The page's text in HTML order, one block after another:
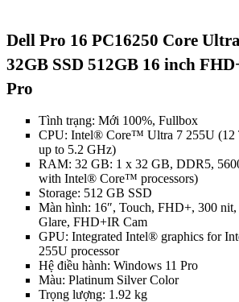
Dell Pro 16 PC16250 Core
32GB SSD 512GB 16 inch
Pro
Tình trạng: Mới 100%, Fullbox
CPU: Intel® Core™ Ultra 7 255U (12
up to 5.2 GHz)
RAM: 32 GB: 1 x 32 GB, DDR5,
with Intel® Core™ processors)
Storage: 512 GB SSD
Màn hình: 16″, Touch, FHD+, 300
Glare, FHD+IR Cam
GPU: Integrated Intel® graphics for
255U processor
Hệ điều hành: Windows 11 Pro
Màu: Platinum Silver Color
Trọng lượng: 1.92 kg